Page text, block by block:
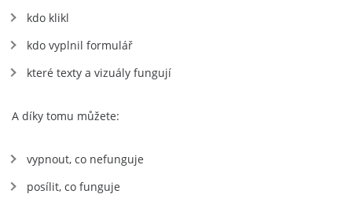
kdo klikl
kdo vyplnil formulář
které texty a vizuály fungují
A díky tomu můžete:
vypnout, co nefunguje
posílit, co funguje